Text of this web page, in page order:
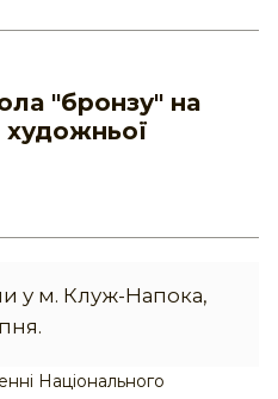
"бронзу" на
художньої
у м. Клуж-Напока,
Національного